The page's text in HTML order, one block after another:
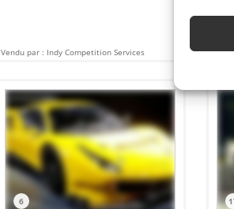
Vendu par : Indy Competition Services
6